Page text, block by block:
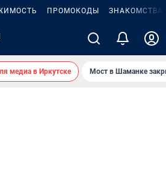
ПРОМОКОДЫ ЗНАКОМСТВА
медиа в Иркутске Мост в Шаманке